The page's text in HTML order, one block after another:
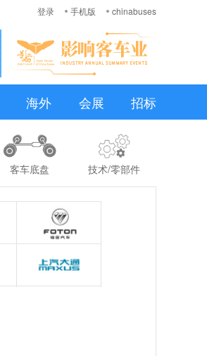
登录 手机版 chinabuses
海外 会展 招标
客车底盘 技术/零部件